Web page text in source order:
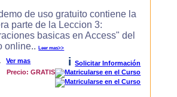
de uso gratuito contiene la
parte de la Leccion 3:
basicas en Access" del
online..Leer mas>>
Ver mas i
Solicitar Información
Precio: GRATIS